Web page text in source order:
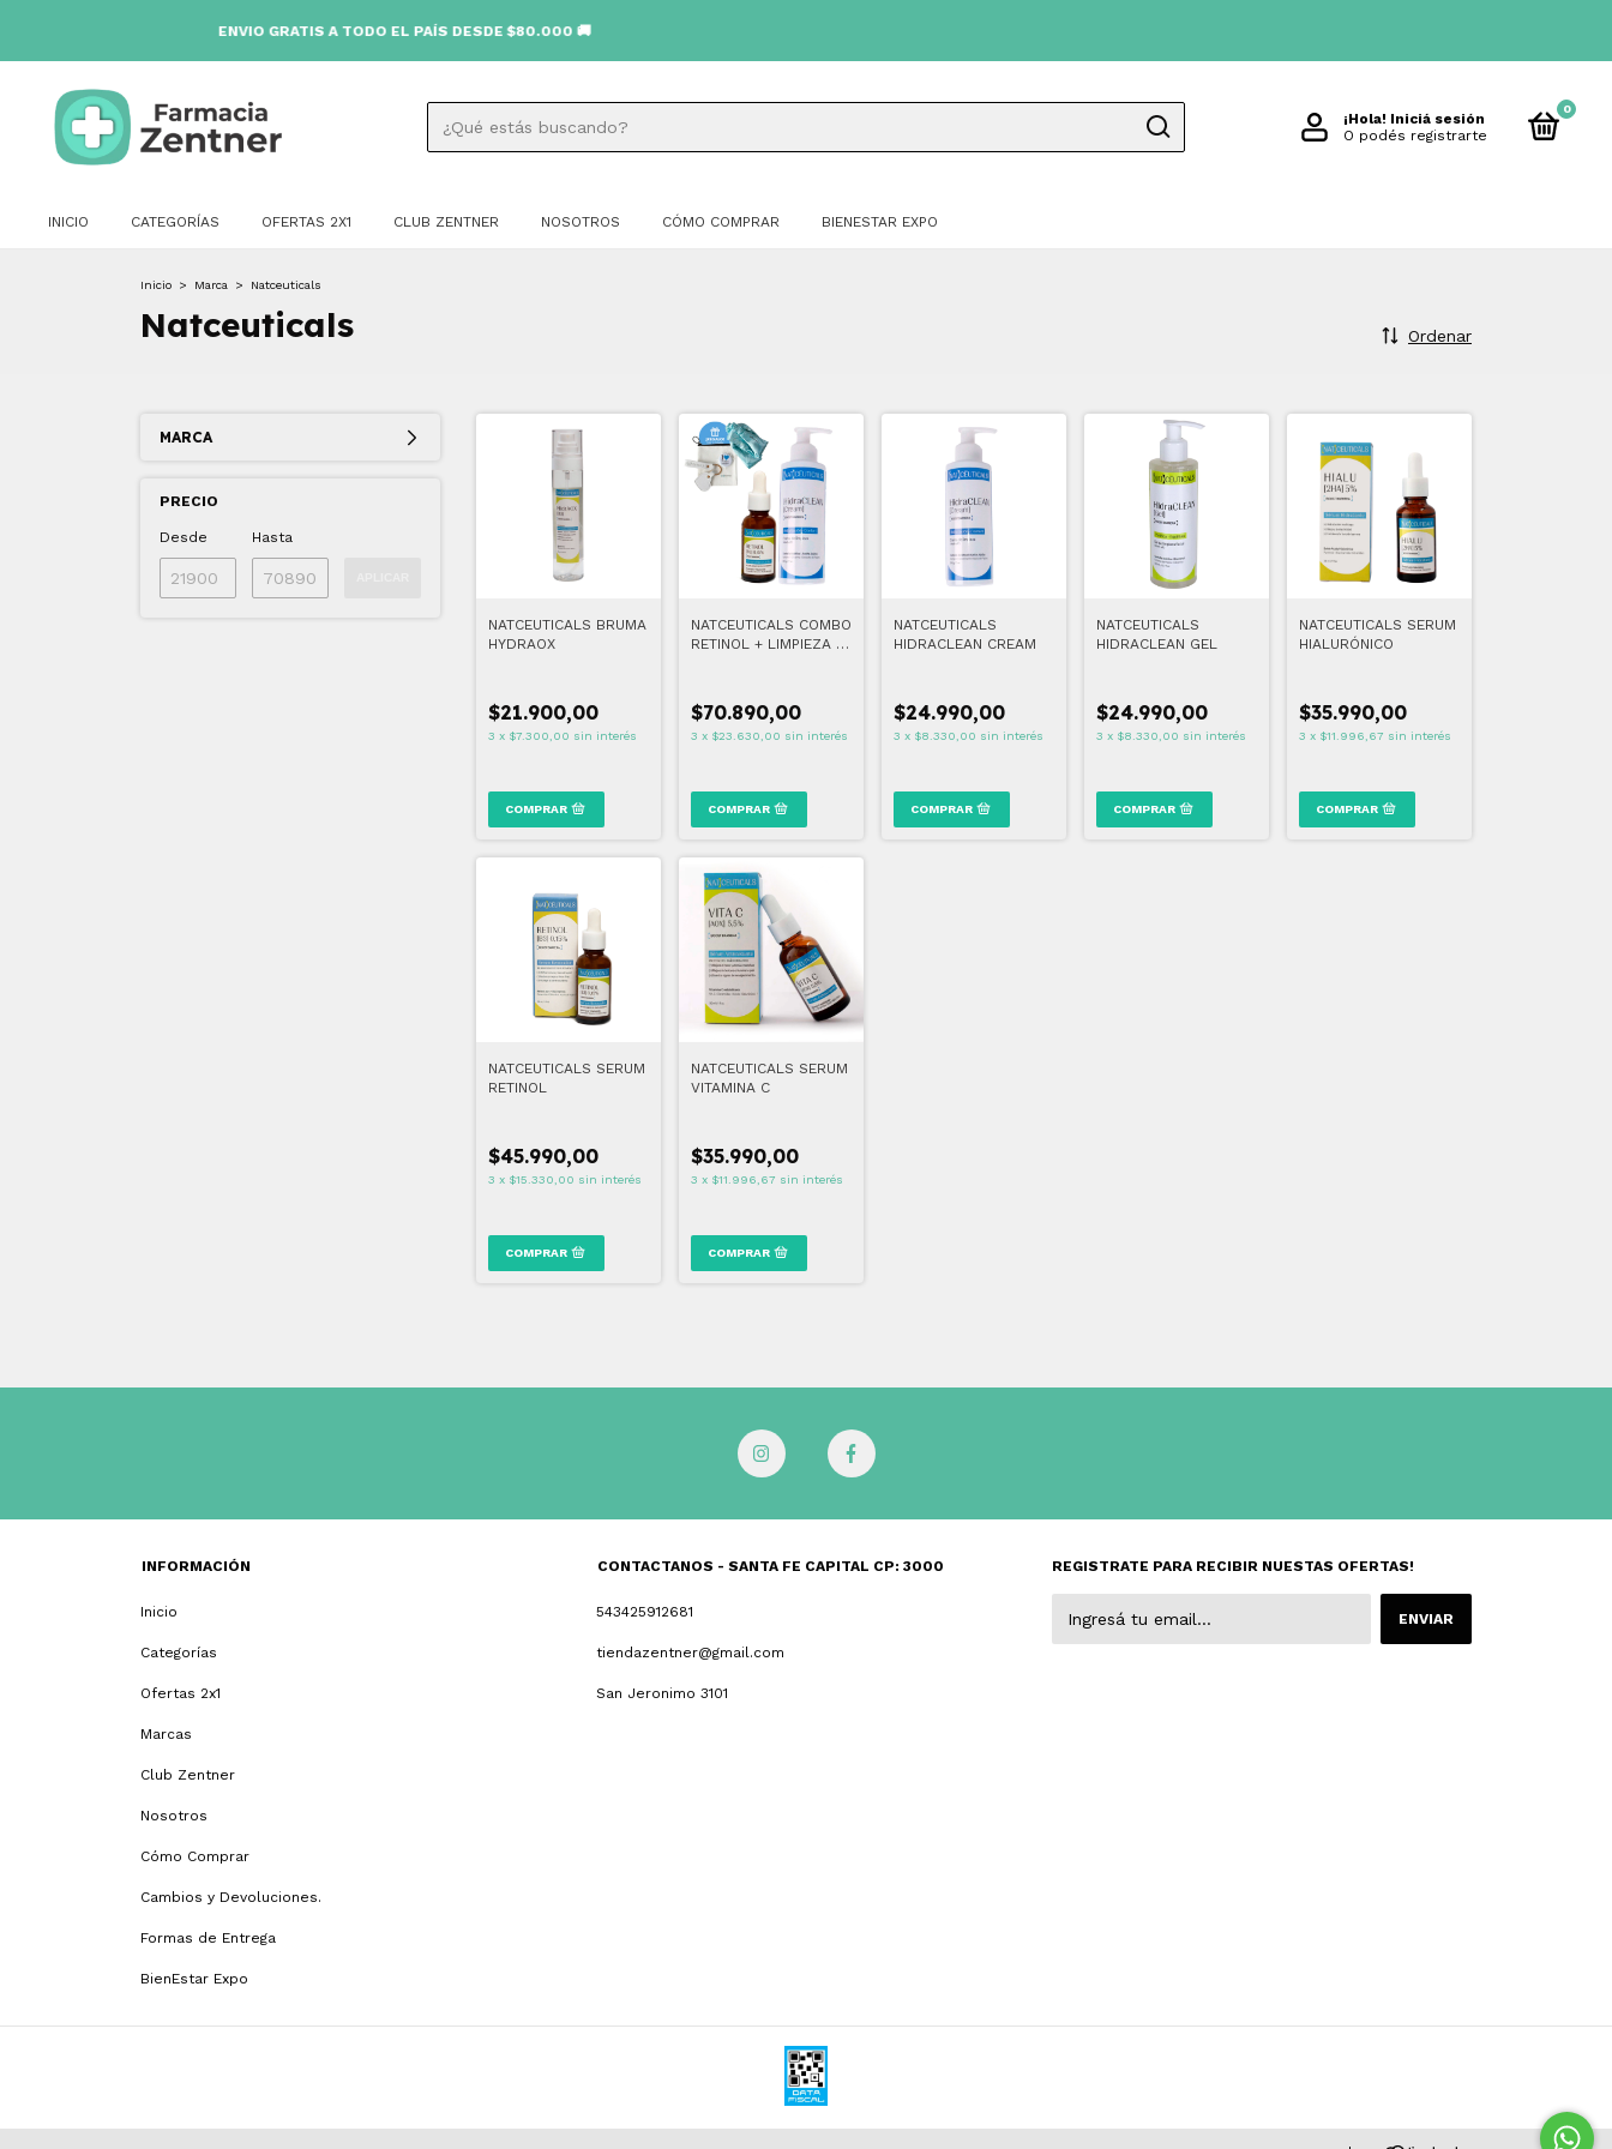
ENVIO GRATIS A TODO EL PAÍS DESDE $80.000 🚚
¡Hola! Iniciá sesión
O podés registrarte
0
INICIO CATEGORÍAS OFERTAS 2X1 CLUB ZENTNER NOSOTROS CÓMO COMPRAR BIENESTAR EXPO
Inicio > Marca > Natceuticals
Natceuticals Ordenar
MARCA
PRECIO
Desde Hasta
NATCEUTICALS BRUMA
HYDRAOX
$21.900,00
3 x $7.300,00 sin interés
NATCEUTICALS COMBO
RETINOL + LIMPIEZA +
$70.890,00
3 x $23.630,00 sin interés
NATCEUTICALS
HIDRACLEAN CREAM
$24.990,00
3 x $8.330,00 sin interés
NATCEUTICALS
HIDRACLEAN GEL
$24.990,00
3 x $8.330,00 sin interés
NATCEUTICALS SERUM
HIALURÓNICO
$35.990,00
3 x $11.996,67 sin interés
NATCEUTICALS SERUM
RETINOL
$45.990,00
3 x $15.330,00 sin interés
NATCEUTICALS SERUM
VITAMINA C
$35.990,00
3 x $11.996,67 sin interés
INFORMACIÓN
Inicio
Categorías
Ofertas 2x1
Marcas
Club Zentner
Nosotros
Cómo Comprar
Cambios y Devoluciones.
Formas de Entrega
BienEstar Expo
CONTACTANOS - SANTA FE CAPITAL CP: 3000
543425912681
tiendazentner@gmail.com
San Jeronimo 3101
REGISTRATE PARA RECIBIR NUESTAS OFERTAS!